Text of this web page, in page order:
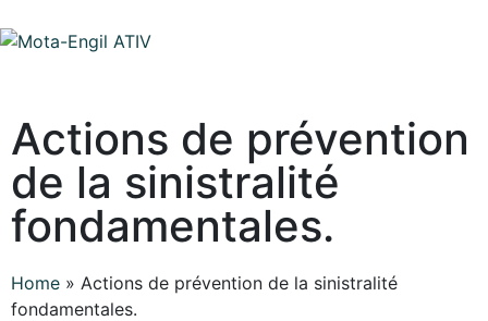
Actions de prévention
de la sinistralité
fondamentales.
Home » Actions de prévention de la sinistralité
fondamentales.